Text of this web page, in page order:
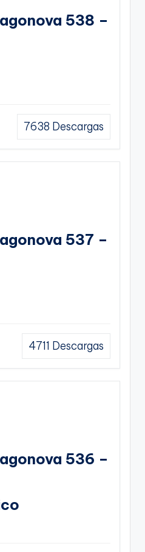
538 –
7638 Descargas
537 –
4711 Descargas
536 –